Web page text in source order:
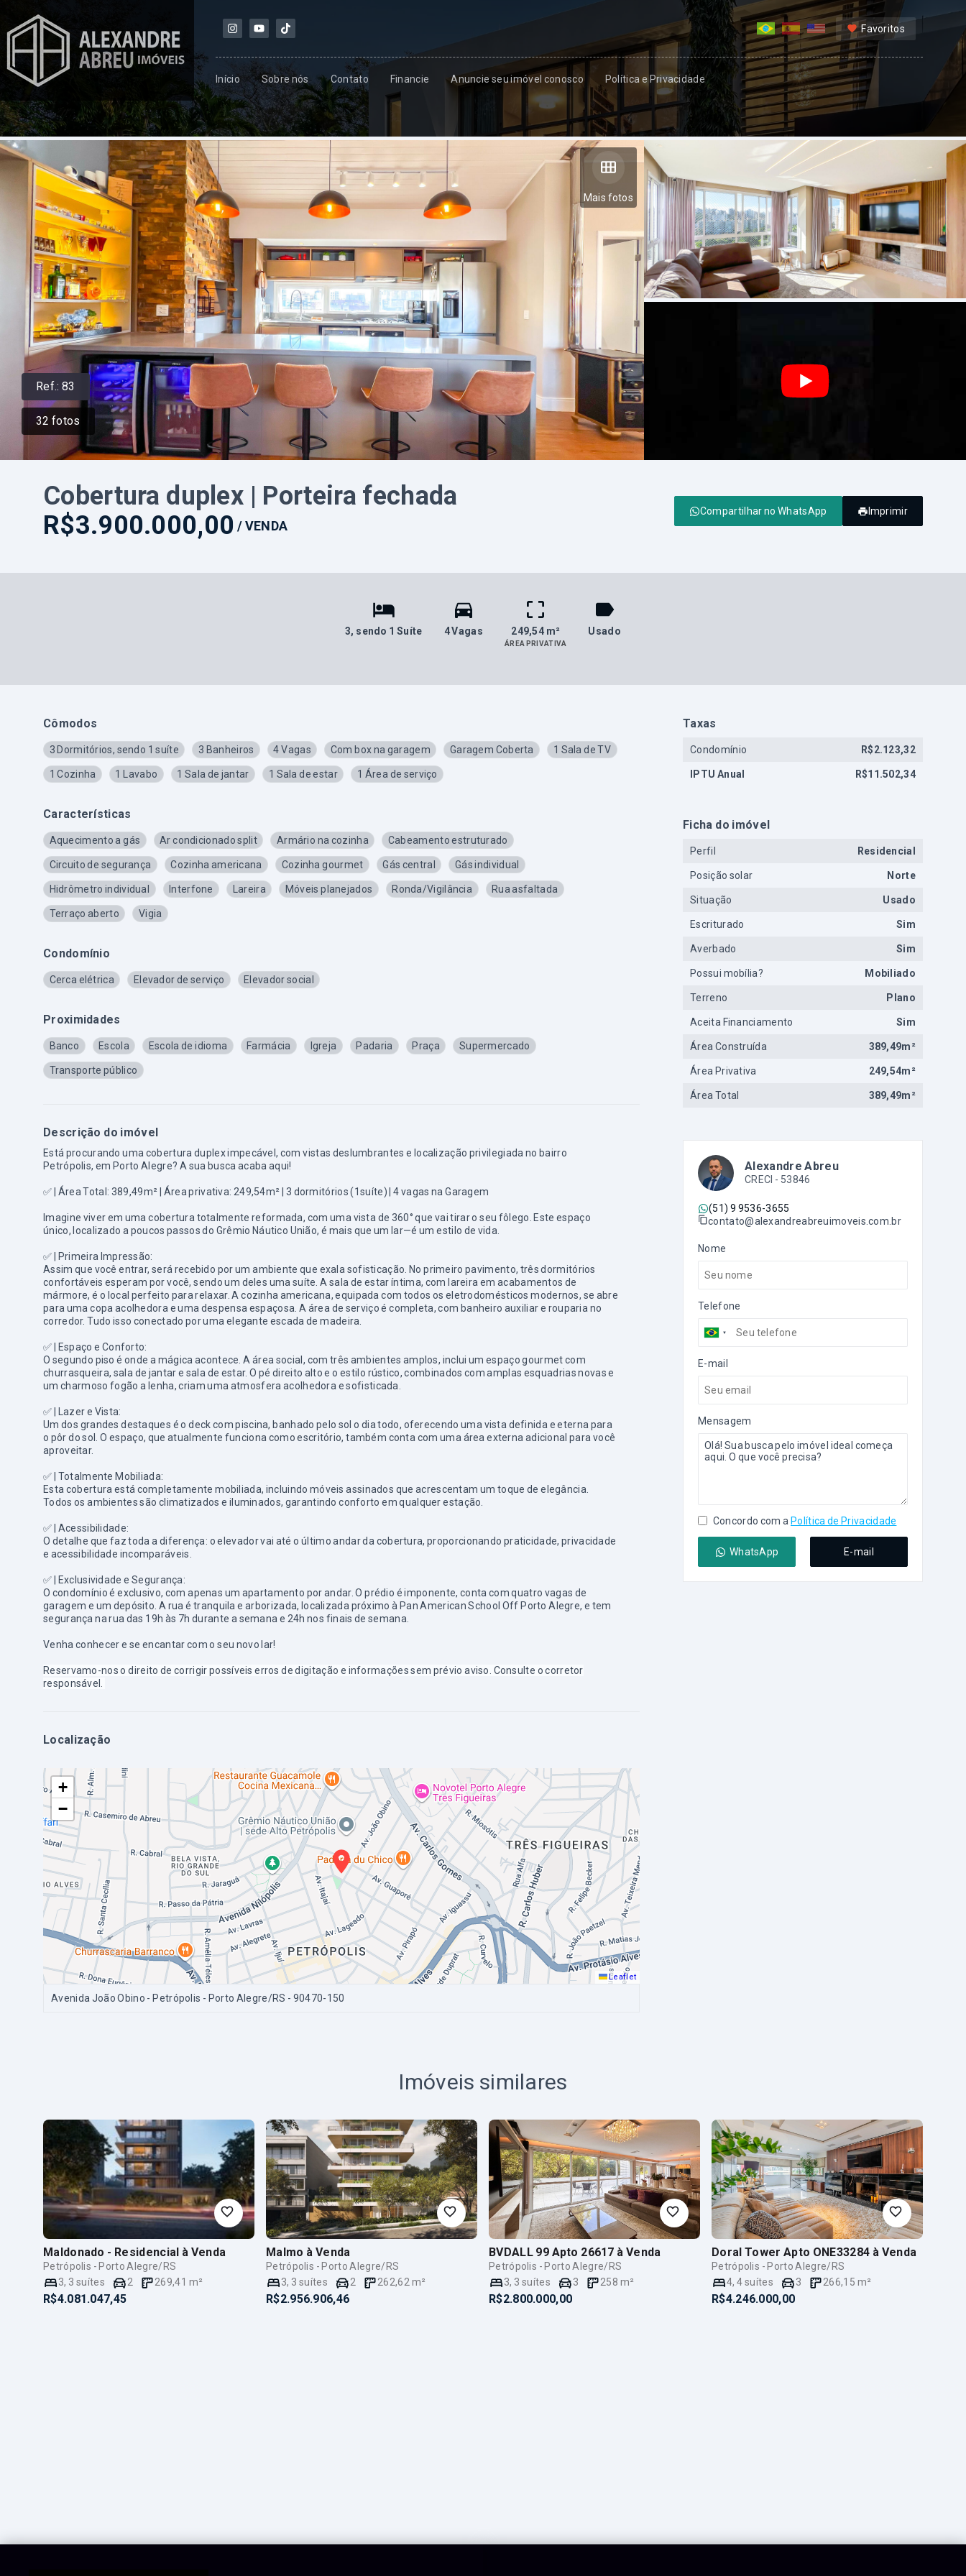
Favoritos
Início Sobre nós Contato Financie Anuncie seu imóvel conosco Política e Privacidade
Ref.:83
32 fotos
Mais fotos
Cobertura duplex | Porteira fechada
R$3.900.000,00 /VENDA
Compartilhar no WhatsApp Imprimir
3, sendo 1 Suíte 4 Vagas 249,54 m²
ÁREA PRIVATIVA
Usado
Cômodos
3 Dormitórios, sendo 1 suíte 3 Banheiros 4 Vagas Com box na garagem Garagem Coberta 1 Sala de TV
1 Cozinha 1 Lavabo 1 Sala de jantar 1 Sala de estar 1 Área de serviço
Características
Aquecimento a gás Ar condicionado split Armário na cozinha Cabeamento estruturado
Circuito de segurança Cozinha americana Cozinha gourmet Gás central Gás individual
Hidrômetro individual Interfone Lareira Móveis planejados Ronda/Vigilância Rua asfaltada
Terraço aberto Vigia
Condomínio
Cerca elétrica Elevador de serviço Elevador social
Proximidades
Banco Escola Escola de idioma Farmácia Igreja Padaria Praça Supermercado
Transporte público
Descrição do imóvel
Está procurando uma cobertura duplex impecável, com vistas deslumbrantes e localização privilegiada no bairro
Petrópolis, em Porto Alegre? A sua busca acaba aqui!
✅ | Área Total: 389,49m² | Área privativa: 249,54m² | 3 dormitórios (1suíte) | 4 vagas na Garagem
Imagine viver em uma cobertura totalmente reformada, com uma vista de 360° que vai tirar o seu fôlego. Este espaço
único, localizado a poucos passos do Grêmio Náutico União, é mais que um lar—é um estilo de vida.
✅ |
Primeira Impressão:
Assim que você entrar, será recebido por um ambiente que exala sofisticação. No primeiro pavimento, três dormitórios
confortáveis esperam por você, sendo um deles uma suíte. A sala de estar íntima, com lareira em acabamentos de
mármore, é o local perfeito para relaxar. A cozinha americana, equipada com todos os eletrodomésticos modernos, se abre
para uma copa acolhedora e uma despensa espaçosa. A área de serviço é completa, com banheiro auxiliar e rouparia no
corredor. Tudo isso conectado por uma elegante escada de madeira.
✅ |
Espaço e Conforto:
O segundo piso é onde a mágica acontece. A área social, com três ambientes amplos, inclui um espaço gourmet com
churrasqueira, sala de jantar e sala de estar. O pé direito alto e o estilo rústico, combinados com amplas esquadrias novas e
um charmoso fogão a lenha, criam uma atmosfera acolhedora e sofisticada.
✅ |
Lazer e Vista:
Um dos grandes destaques é o deck com piscina, banhado pelo sol o dia todo, oferecendo uma vista definida e eterna para
o pôr do sol. O espaço, que atualmente funciona como escritório, também conta com uma área externa adicional para você
aproveitar.
✅ | Totalmente Mobiliada:
Esta cobertura está completamente mobiliada, incluindo móveis assinados que acrescentam um toque de elegância.
Todos os ambientes são climatizados e iluminados, garantindo conforto em qualquer estação.
✅ | Acessibilidade:
O detalhe que faz toda a diferença: o elevador vai até o último andar da cobertura, proporcionando praticidade, privacidade
e acessibilidade incomparáveis.
✅ |
Exclusividade e Segurança:
O condomínio é exclusivo, com apenas um apartamento por andar. O prédio é imponente, conta com quatro vagas de
garagem e um depósito. A rua é tranquila e arborizada, localizada próximo à Pan American School Off Porto Alegre, e tem
segurança na rua das 19h às 7h durante a semana e 24h nos finais de semana.
Venha conhecer e se encantar com o seu novo lar!
Reservamo-nos o direito de corrigir possíveis erros de digitação e informações sem prévio aviso. Consulte o corretor
responsável.
Localização
+
−
Leaflet
Avenida João Obino - Petrópolis - Porto Alegre/RS - 90470-150
Taxas
Condomínio R$2.123,32
IPTU Anual R$11.502,34
Ficha do imóvel
Perfil Residencial
Posição solar Norte
Situação Usado
Escriturado Sim
Averbado Sim
Possui mobília? Mobiliado
Terreno Plano
Aceita Financiamento Sim
Área Construída 389,49m²
Área Privativa 249,54m²
Área Total 389,49m²
Alexandre Abreu
CRECI - 53846
(51) 9 9536-3655
contato@alexandreabreuimoveis.com.br
Nome
Telefone
E-mail
Mensagem
Concordo com a Política de Privacidade
WhatsApp E-mail
Imóveis similares
Maldonado - Residencial à Venda
Petrópolis - Porto Alegre/RS
3, 3 suítes 2 269,41 m²
R$4.081.047,45
Malmo à Venda
Petrópolis - Porto Alegre/RS
3, 3 suítes 2 262,62 m²
R$2.956.906,46
BVDALL 99 Apto 26617 à Venda
Petrópolis - Porto Alegre/RS
3, 3 suítes 3 258 m²
R$2.800.000,00
Doral Tower Apto ONE33284 à Venda
Petrópolis - Porto Alegre/RS
4,4suítes 3 266,15 m²
R$4.246.000,00